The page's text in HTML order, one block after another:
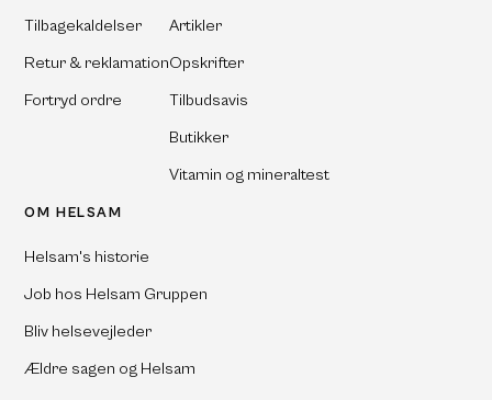
Tilbagekaldelser
Retur & reklamation
Fortryd ordre
Artikler
Opskrifter
Tilbudsavis
Butikker
Vitamin og mineraltest
OM HELSAM
Helsam's historie
Job hos Helsam Gruppen
Bliv helsevejleder
Ældre sagen og Helsam